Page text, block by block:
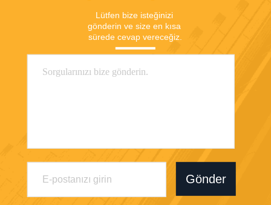
Lütfen bize isteğinizi
gönderin ve size en kısa
sürede cevap vereceğiz.
Gönder